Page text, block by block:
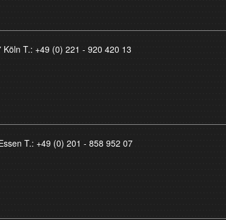
T.: +49 (0) 221 - 920 420 13
T.: +49 (0) 201 - 858 952 07